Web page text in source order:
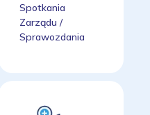
Spotkania
Zarządu /
Sprawozdania